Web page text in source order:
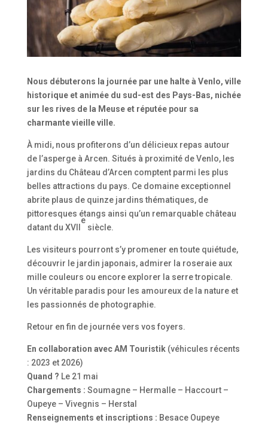
Nous débuterons la journée par une halte à Venlo, ville
historique et animée du sud-est des Pays-Bas, nichée
sur les rives de la Meuse et réputée pour sa
charmante vieille ville.
À midi, nous profiterons d’un délicieux repas autour
de l’asperge à Arcen. Situés à proximité de Venlo, les
jardins du Château d’Arcen comptent parmi les plus
belles attractions du pays. Ce domaine exceptionnel
abrite plaus de quinze jardins thématiques, de
pittoresques étangs ainsi qu’un remarquable château
datant du XVII
e
siècle.
Les visiteurs pourront s’y promener en toute quiétude,
découvrir le jardin japonais, admirer la roseraie aux
mille couleurs ou encore explorer la serre tropicale.
Un véritable paradis pour les amoureux de la nature et
les passionnés de photographie.
Retour en fin de journée vers vos foyers.
En collaboration avec AM Touristik(véhicules récents
: 2023 et 2026)
Quand ? Le 21 mai
Chargements : Soumagne – Hermalle – Haccourt –
Oupeye – Vivegnis – Herstal
Renseignements et inscriptions : Besace Oupeye